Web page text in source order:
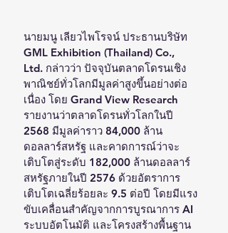
นายมนู เลียวไพโรจน์ ประธานบริษัท
GML Exhibition (Thailand) Co.,
Ltd. กล่าวว่า ปัจจุบันตลาดโดรนเชิง
พาณิชย์ทั่วโลกมีมูลค่าสูงขึ้นอย่างต่อ
เนื่อง โดย Grand View Research
รายงานว่าตลาดโดรนทั่วโลกในปี
2568 มีมูลค่าราว 84,000 ล้าน
ดอลลาร์สหรัฐ และคาดการณ์ว่าจะ
เติบโตสู่ระดับ 182,000 ล้านดอลลาร์
สหรัฐภายในปี 2576 ด้วยอัตราการ
เติบโตเฉลี่ยร้อยละ 9.5 ต่อปี โดยมีแรง
ขับเคลื่อนสำคัญจากการบูรณาการ AI
ระบบอัตโนมัติ และโครงสร้างพื้นฐาน